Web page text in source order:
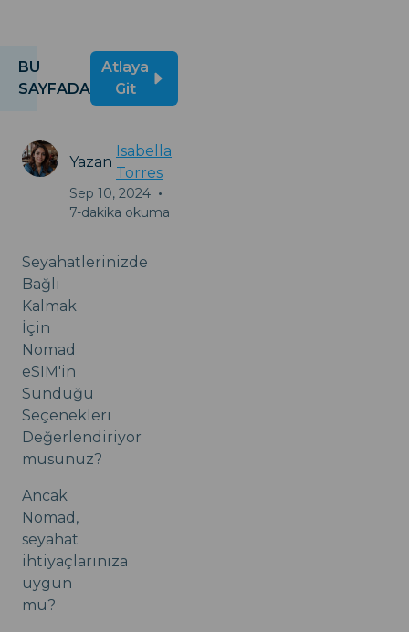
BU
SAYFADA
Atlaya
Git
Yazan
Isabella
Torres
Sep 10, 2024 •
7-dakika okuma
Seyahatlerinizde
Bağlı
Kalmak
İçin
Nomad
eSIM'in
Sunduğu
Seçenekleri
Değerlendiriyor
musunuz?
Ancak
Nomad,
seyahat
ihtiyaçlarınıza
uygun
mu?